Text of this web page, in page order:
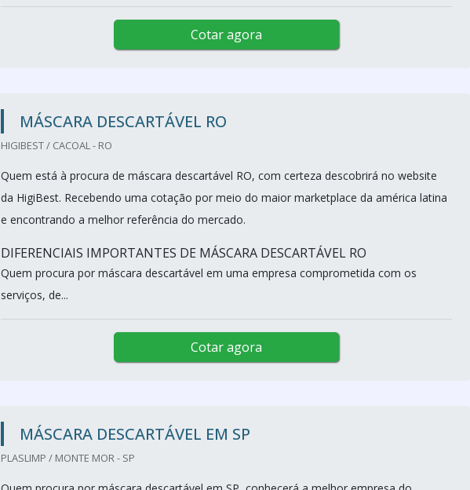
Cotar agora
MÁSCARA DESCARTÁVEL RO
HIGIBEST / CACOAL - RO
Quem está à procura de máscara descartável RO, com certeza descobrirá no website
da HigiBest. Recebendo uma cotação por meio do maior marketplace da américa latina
e encontrando a melhor referência do mercado.
DIFERENCIAIS IMPORTANTES DE MÁSCARA DESCARTÁVEL RO
Quem procura por máscara descartável em uma empresa comprometida com os
serviços, de...
Cotar agora
MÁSCARA DESCARTÁVEL EM SP
PLASLIMP / MONTE MOR - SP